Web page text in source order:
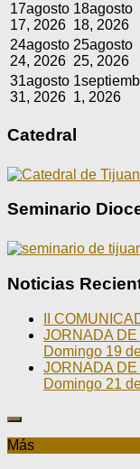
17agosto
17, 2026
18agosto
18, 2026
24agosto
24, 2026
25agosto
25, 2026
31agosto
31, 2026
1
1, 2026
Catedral
Seminario
Noticias
II
JORNADA
Domingo 19
JORNADA
Domingo 21
Más